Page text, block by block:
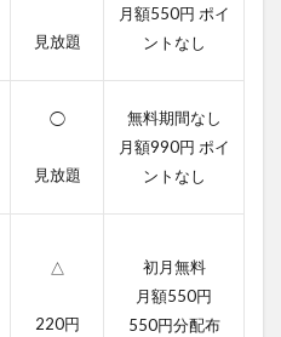
見放題
月額550円 ポイ
ントなし
◯
見放題
無料期間なし
月額990円 ポイ
ントなし
△
220円
初月無料
月額550円
550円分配布